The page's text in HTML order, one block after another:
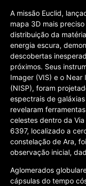
A missão Euclid,
mapa 3D mais
distribuição da
energia escura,
descobertas
próximos. Seus
Imager (VIS) e o
(NISP), foram
espectrais de
revelaram
celestes dentro da
6397, localizado a
constelação de Ara,
observação inicial,
Aglomerados
cápsulas do tempo